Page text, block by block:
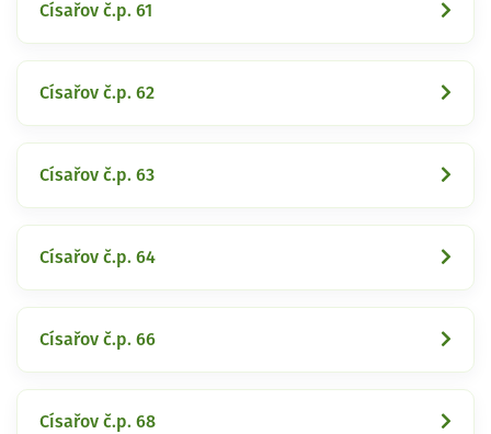
Císařov č.p. 61
Císařov č.p. 62
Císařov č.p. 63
Císařov č.p. 64
Císařov č.p. 66
Císařov č.p. 68